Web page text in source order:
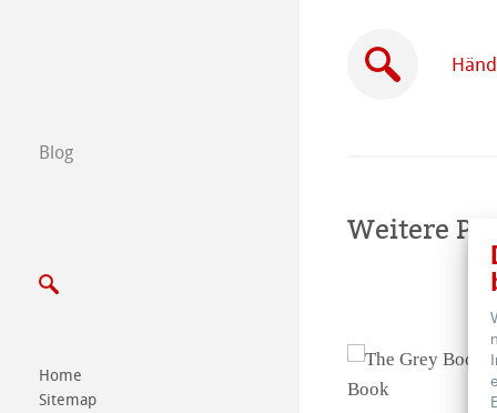
B2B
Messen &
Blog
Home
Sitemap
Weitere